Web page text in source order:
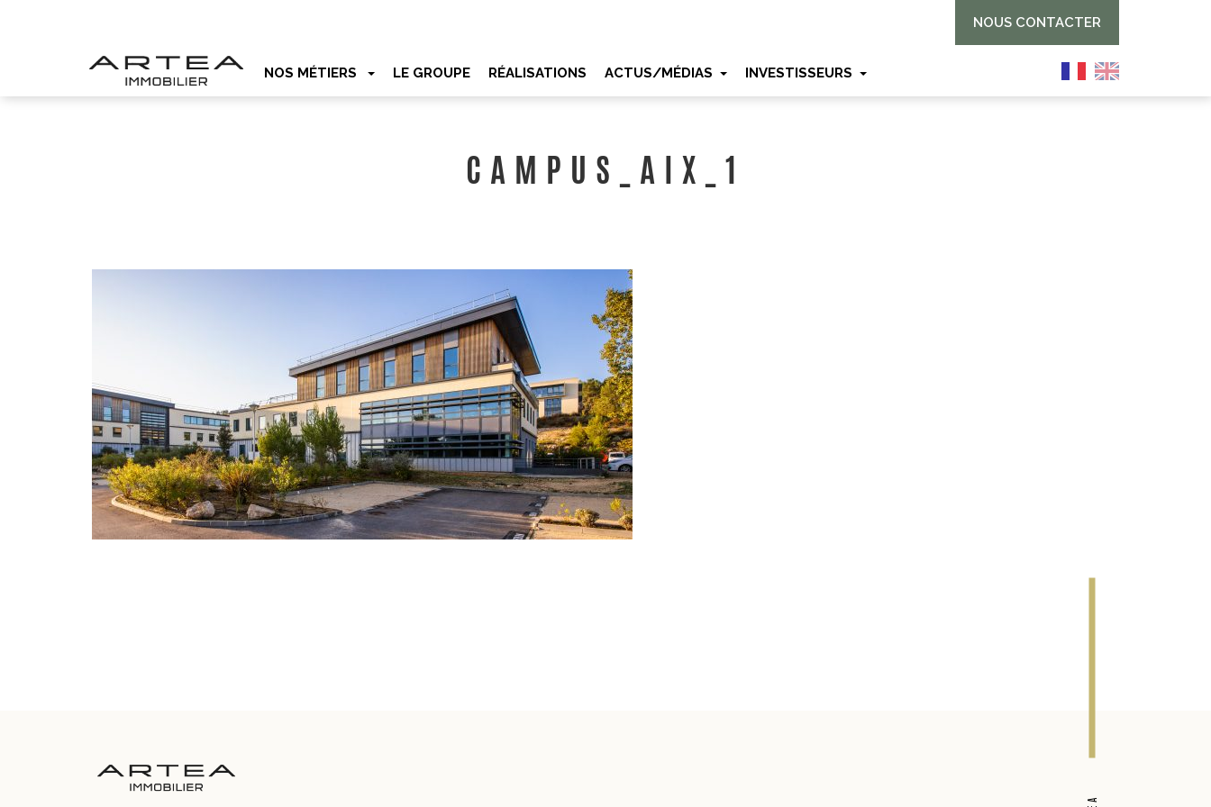
NOUS CONTACTER
NOS MÉTIERS LE GROUPE RÉALISATIONS ACTUS/MÉDIAS INVESTISSEURS
CAMPUS_AIX_1